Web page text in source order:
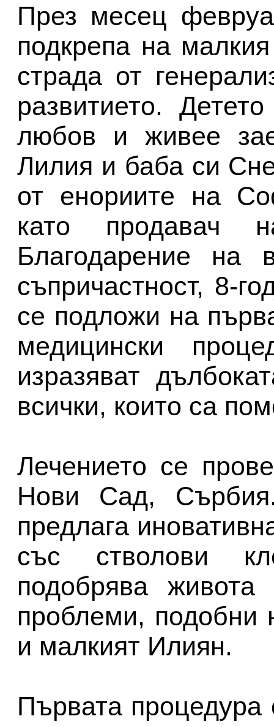
През месец
подкрепа на
страда от
развитието.
любов и живее
Лилия и баба си
от енориите на
като продавач
Благодарение на
съпричастност, 8-
се подложи на
медицински
изразяват
всички, които са
Лечението се
Нови Сад,
предлага
със стволови
подобрява
проблеми, подобни
и малкият Илиян.
Първата